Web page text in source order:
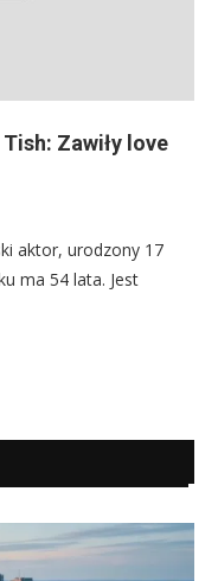
Zawiły love
aktor, urodzony 17
ma 54 lata. Jest